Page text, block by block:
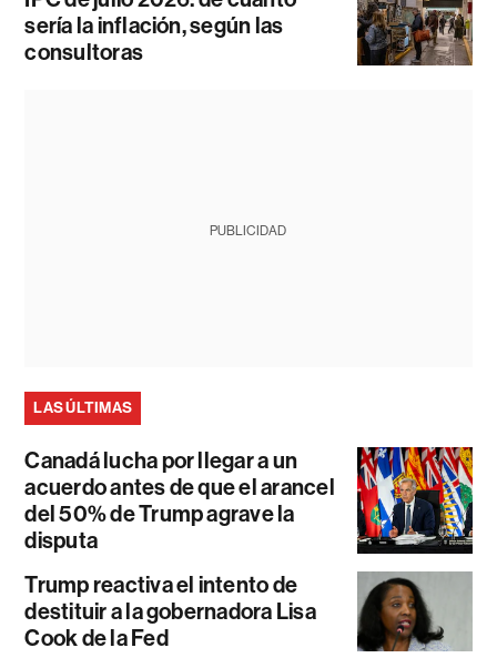
sería la inflación, según las
consultoras
PUBLICIDAD
LAS ÚLTIMAS
Canadá lucha por llegar a un
acuerdo antes de que el arancel
del 50% de Trump agrave la
disputa
Trump reactiva el intento de
destituir a la gobernadora Lisa
Cook de la Fed